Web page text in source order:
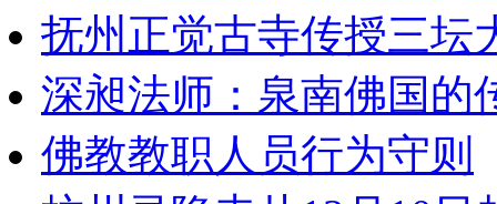
抚州正觉古寺传授三坛
深昶法师：泉南佛国的
佛教教职人员行为守则